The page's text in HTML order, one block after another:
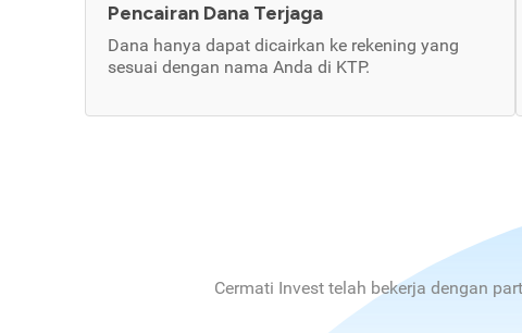
Pencairan Dana Terjaga
Dana hanya dapat dicairkan ke rekening yang
sesuai dengan nama Anda di KTP.
Cermati Invest telah bekerja dengan